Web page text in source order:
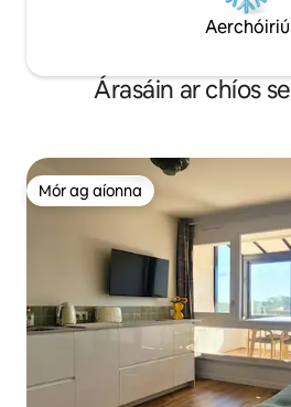
Aerchóiriú
Árasáin ar chíos
Mór ag aíonna
Mór ag aíonna